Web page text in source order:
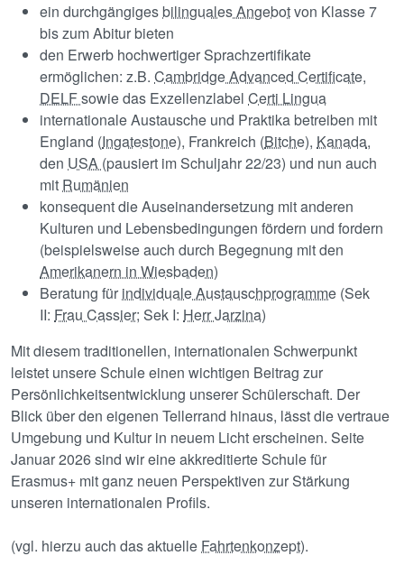
ein durchgängigesbilinguales Angebotvon Klasse 7
bis zum Abitur bieten
den Erwerb hochwertiger Sprachzertifikate
ermöglichen: z.B. Cambridge Advanced Certificate,
DELFsowie das Exzellenzlabel Certi Lingua
internationale Austausche und Praktika betreiben mit
England (Ingatestone), Frankreich (Bitche), Kanada,
den USA (pausiert im Schuljahr 22/23) und nun auch
mit Rumänien
konsequent die Auseinandersetzung mit anderen
Kulturen und Lebensbedingungen fördern und fordern
(beispielsweise auch durch Begegnung mit den
Amerikanern in Wiesbaden)
Beratung für individuale Austauschprogramme (Sek
II: Frau Cassier; Sek I: Herr Jarzina)
Mit diesem traditionellen, internationalen Schwerpunkt
leistet unsere Schule einen wichtigen Beitrag zur
Persönlichkeitsentwicklung unserer Schülerschaft. Der
Blick über den eigenen Tellerrand hinaus, lässt die vertraue
Umgebung und Kultur in neuem Licht erscheinen. Seite
Januar 2026 sind wir eine akkreditierte Schule für
Erasmus+ mit ganz neuen Perspektiven zur Stärkung
unseren internationalen Profils.
(vgl. hierzu auch das aktuelle Fahrtenkonzept).